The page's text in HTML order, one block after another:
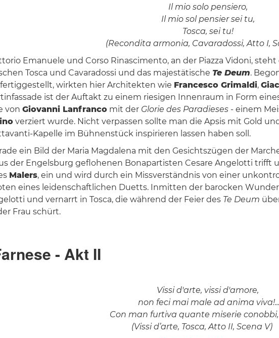
Il mio solo pensiero,
Il mio sol pensier sei tu,
Tosca, sei tu!
(Recondita armonia, Cavaradossi, Atto I,
Emanuele und Corso Rinascimento, an der Piazza Vidoni, steht
Tosca und Cavaradossi und das majestätische Te Deum.
wirkten hier Architekten wie Francesco Grimaldi,
ist der Auftakt zu einem riesigen Innenraum in Form
von Giovanni Lanfrancomit derGlorie des Paradieses- einem
verziert wurde. Nicht verpassen sollte man die Apsis mit Gold
Kapelle im Bühnenstück inspirieren lassen haben soll.
ein Bild der Maria Magdalena mit den Gesichtszügen der
der Engelsburg geflohenen Bonapartisten Cesare Angelotti trifft
Malers, ein und wird durch ein Missverständnis von einer
eines leidenschaftlichen Duetts. Inmitten der barocken
und vernarrt in Tosca, die während der Feier des Te Deum
Frau schürt.
- Akt II
Vissi d'arte, vissi d'amore,
non feci mai male ad anima viva!...
Con man furtiva quante miserie
d’arte, Tosca, Atto II, Scena V)